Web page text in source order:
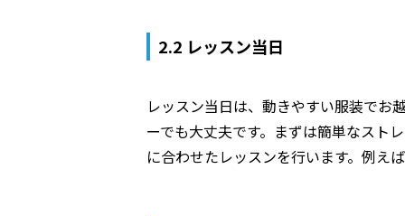
2.2 レッスン当日
レッスン当日は、動きやすい服装でお
ーでも大丈夫です。まずは簡単なスト
に合わせたレッスンを行います。例え